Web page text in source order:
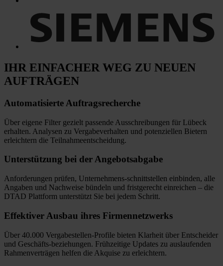
IHR EINFACHER WEG ZU NEUEN
AUFTRÄGEN
Automatisierte Auftragsrecherche
Über eigene Filter gezielt passende Ausschreibungen für Lübeck
erhalten. Analysen zu Vergabeverhalten und potenziellen Bietern
erleichtern die Teilnahmeentscheidung.
Unterstützung bei der Angebotsabgabe
Anforderungen prüfen, Unternehmens-schnittstellen einbinden, alle
Angaben und Nachweise bündeln und fristgerecht einreichen – die
DTAD Plattform unterstützt Sie bei jedem Schritt.
Effektiver Ausbau ihres Firmennetzwerks
Über 40.000 Vergabestellen-Profile bieten Klarheit über Entscheider
und Geschäfts-beziehungen. Frühzeitige Updates zu auslaufenden
Rahmenverträgen helfen die Akquise zu erleichtern.